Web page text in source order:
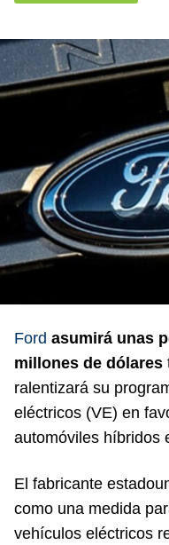
Ford asumirá unas
millones de dólares
ralentizará su
eléctricos (VE) en
automóviles híbridos
El fabricante
como una medida
vehículos eléctricos